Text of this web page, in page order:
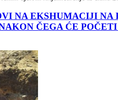
NA EKSHUMACIJI
ČEGA ĆE